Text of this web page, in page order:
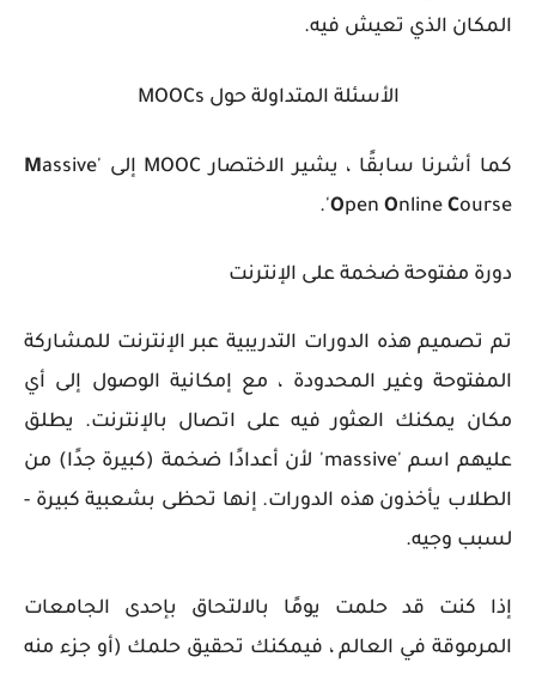
المكان الذي تعيش فيه.
الأسئلة المتداولة حول MOOCs
كما أشرنا سابقًا ، يشير الاختصار MOOC إلى ' Massive
Open Online Course'.
دورة مفتوحة ضخمة على الإنترنت
تم تصميم هذه الدورات التدريبية عبر الإنترنت للمشاركة
المفتوحة وغير المحدودة ، مع إمكانية الوصول إلى أي
مكان يمكنك العثور فيه على اتصال بالإنترنت. يطلق
عليهم اسم 'massive' لأن أعدادًا ضخمة (كبيرة جدًا) من
الطلاب يأخذون هذه الدورات. إنها تحظى بشعبية كبيرة -
لسبب وجيه.
إذا كنت قد حلمت يومًا بالالتحاق بإحدى الجامعات
المرموقة في العالم ، فيمكنك تحقيق حلمك (أو جزء منه